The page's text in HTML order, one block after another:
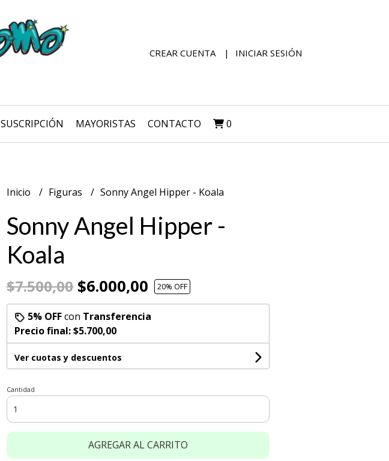
CREAR CUENTA INICIAR SESIÓN
SUSCRIPCIÓN MAYORISTAS CONTACTO 0
Inicio Figuras Sonny Angel Hipper - Koala
Sonny Angel Hipper -
Koala
$7.500,00 $6.000,00 20% OFF
5% OFFcon Transferencia
Precio final:$5.700,00
Ver cuotas y descuentos
Cantidad
AGREGAR AL CARRITO